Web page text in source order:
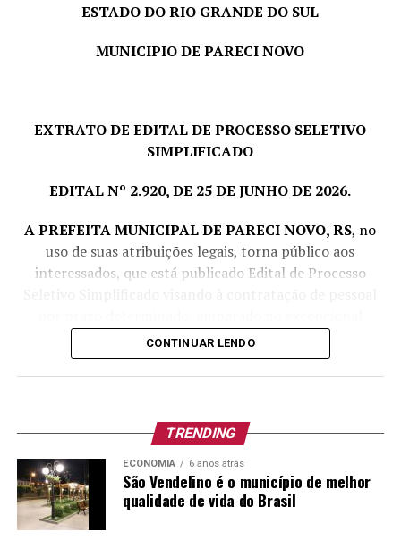
PRAZO E LOCAL DE INSCRIÇÃO:dias 06; 07; 10; 11 e
13h às 16h, no Departamento de Pessoal, junto a
Pareci Novo, RS, 04 de agosto de 2026.
LORENI CRISTINA REINHEIMER,
Prefeita Municipal
ESTADO DO RIO GRANDE DO SUL
MUNICIPIO DE PARECI NOVO
EXTRATO DE EDITAL DE PROCESSO SELETIVO
SIMPLIFICADO
EDITAL Nº 2.920, DE 25 DE JUNHO DE 2026.
A PREFEITA MUNICIPAL DE PARECI NOVO, RS, no
uso de suas atribuições legais, torna público aos
interessados, que está publicado Edital de Processo
interesse público, com fulcro no art. 37, IX da
Constituição Federal e art. 229, inciso VI, da Lei
Complementar nº 380/1997, conforme segue:
Cargo Vagas
Escolaridade
e outros
requisitos
para o
Carga
Semanal
Junho/
CONTINUAR LENDO
TRENDING
ECONOMIA 6 anos atrás
São Vendelino é o município de melhor
qualidade de vida do Brasil